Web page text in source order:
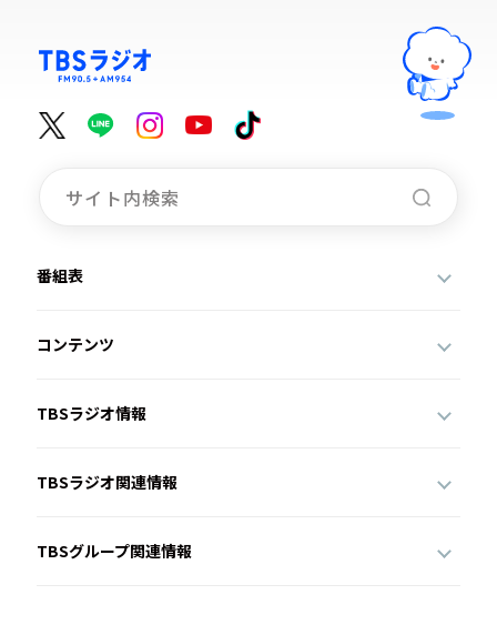
番組表
コンテンツ
TBSラジオ情報
TBSラジオ関連情報
TBSグループ関連情報